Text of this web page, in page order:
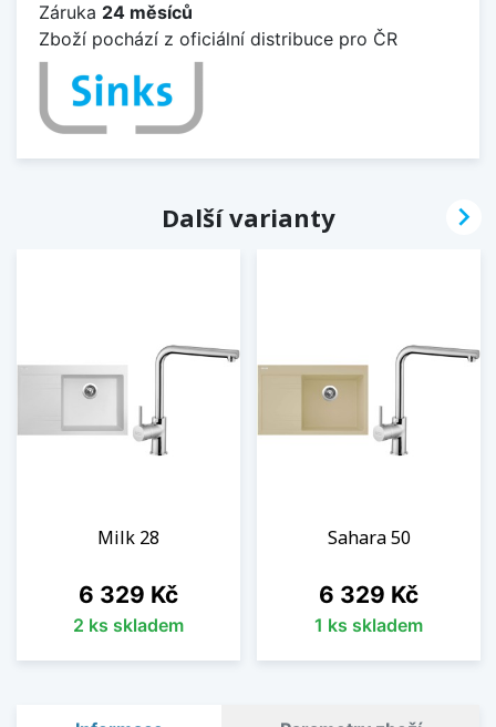
Záruka 24 měsíců
Zboží pochází z oficiální distribuce pro ČR
Další varianty
Milk 28
Cena
6 329 Kč
2 ks skladem
Sahara 50
Cena
6 329 Kč
1 ks skladem
